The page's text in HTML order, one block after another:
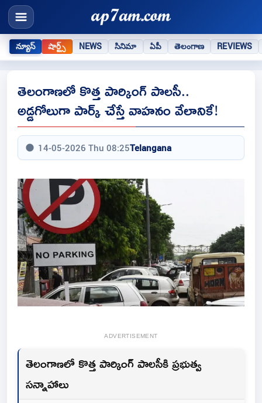
న్యూస్ షార్ట్స్ NEWS సినిమా ఏపీ తెలంగాణ REVIEWS
తెలంగాణలో కొత్త పార్కింగ్ పాలసీ..
అడ్డగోలుగా పార్క్ చేస్తే వాహనం వేలానికే!
14-05-2026 Thu 08:25Telangana
ADVERTISEMENT
తెలంగాణలో కొత్త పార్కింగ్ పాలసీకి ప్రభుత్వ
సన్నాహాలు